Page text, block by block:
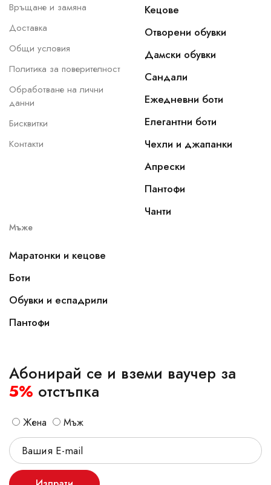
Връщане и замяна
Доставка
Общи условия
Политика за поверителност
Обработване на лични
данни
Бисквитки
Контакти
Кецове
Отворени обувки
Дамски обувки
Сандали
Ежедневни боти
Елегантни боти
Чехли и джапанки
Апрески
Пантофи
Чанти
Мъже
Маратонки и кецове
Боти
Обувки и еспадрили
Пантофи
Абонирай се и вземи ваучер за
5% отстъпка
Жена Мъж